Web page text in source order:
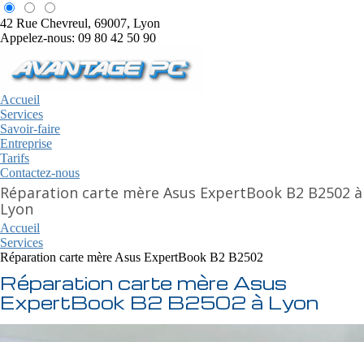
42 Rue Chevreul, 69007, Lyon
Appelez-nous: 09 80 42 50 90
Accueil
Services
Savoir-faire
Entreprise
Tarifs
Contactez-nous
Réparation carte mère Asus ExpertBook B2 B2502 à
Lyon
Accueil
Services
Réparation carte mère Asus ExpertBook B2 B2502
Réparation carte mère Asus
ExpertBook B2 B2502 à Lyon